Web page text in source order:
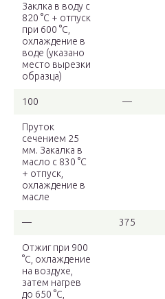
Заклка в воду с
820 °С + отпуск
при 600 °С,
охлаждение в
воде (указано
место вырезки
образца)
100 —
Пруток
сечением 25
мм. Закалка в
масло с 830 °С
+ отпуск,
охлаждение в
масле
— 375
Отжиг при 900
°С, охлаждение
на воздухе,
затем нагрев
до 650 °С,